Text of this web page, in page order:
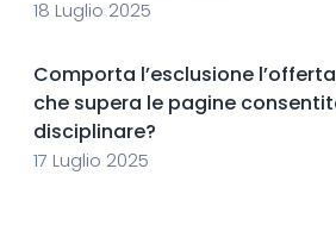
18 Luglio 2025
Comporta l’esclusione
che supera le pagine
disciplinare?
17 Luglio 2025